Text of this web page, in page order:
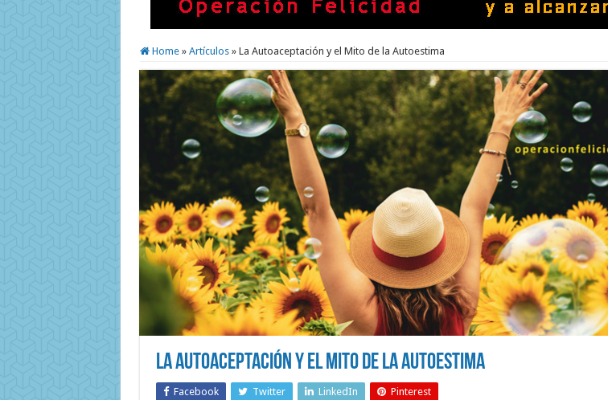
Home » Artículos » La Autoaceptación y el Mito de la Autoestima
La Autoaceptación y el Mito de la Autoestima
Facebook Twitter LinkedIn Pinterest